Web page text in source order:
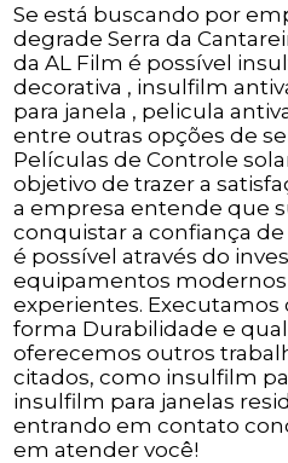
Se está buscando por
degrade Serra da
da AL Film é possível
decorativa , insulfilm
para janela , pelicula
entre outras opções de
Películas de Controle
objetivo de trazer a
a empresa entende que
conquistar a confiança
é possível através do
equipamentos modernos
experientes. Executamos
forma Durabilidade e
oferecemos outros
citados, como insulfilm
insulfilm para janelas
entrando em contato
em atender você!